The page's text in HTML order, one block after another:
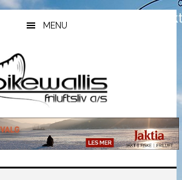
MENU